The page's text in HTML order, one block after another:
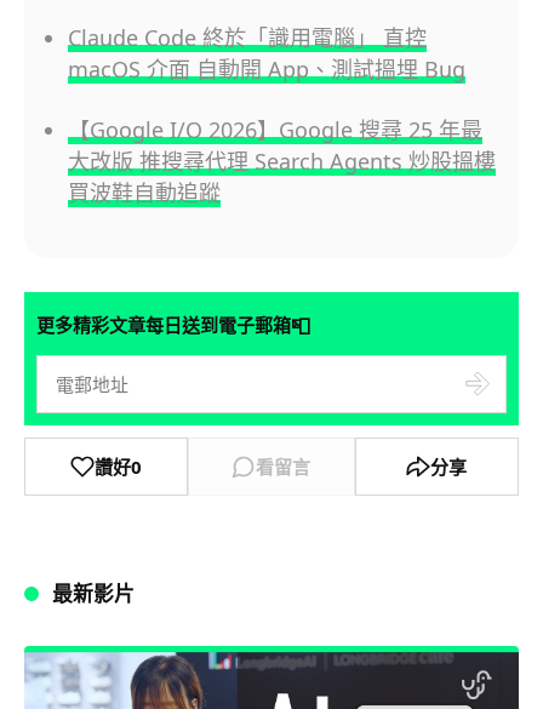
Claude Code 終於「識用電腦」 直控
macOS 介面 自動開 App、測試搵埋 Bug
【Google I/O 2026】Google 搜尋 25 年最
大改版 推搜尋代理 Search Agents 炒股搵樓
買波鞋自動追蹤
更多精彩文章每日送到電子郵箱📮
讚好0 看留言 分享
最新影片